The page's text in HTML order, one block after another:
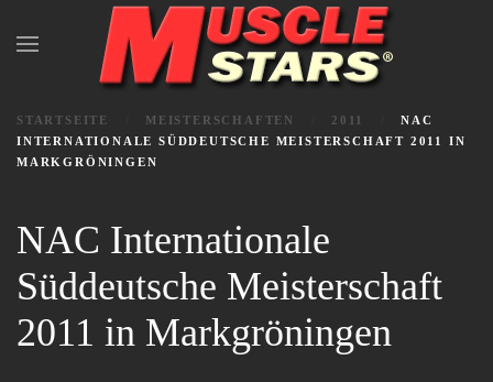
Zum Hauptinhalt springen
STARTSEITE MEISTERSCHAFTEN 2011
NAC
INTERNATIONALE SÜDDEUTSCHE MEISTERSCHAFT 2011 IN
MARKGRÖNINGEN
NAC Internationale
Süddeutsche Meisterschaft
2011 in Markgröningen